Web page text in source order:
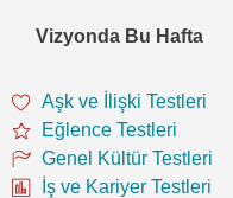
Vizyonda Bu Hafta
Aşk ve İlişki Testleri
Eğlence Testleri
Genel Kültür Testleri
İş ve Kariyer Testleri